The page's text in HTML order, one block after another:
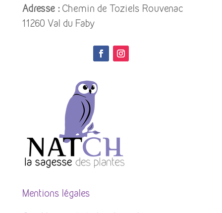
Adresse :Chemin de Toziels Rouvenac
11260 Val du Faby
Mentions légales